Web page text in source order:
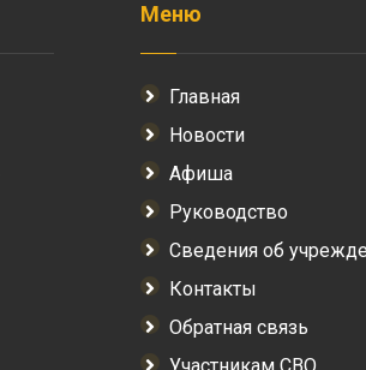
Меню
Главная
Новости
Афиша
Руководство
Сведения об
Контакты
Обратная связь